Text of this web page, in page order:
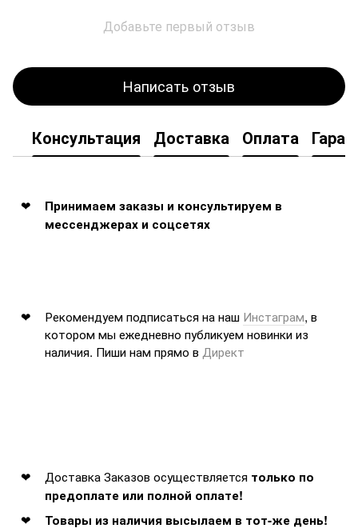
Добавьте первый отзыв
Написать отзыв
Консультация Доставка Оплата
Принимаем заказы и консультируем в
мессенджерах и соцсетях
Рекомендуем подписаться на наш Инстаграм, в
котором мы ежедневно публикуем новинки из
наличия. Пиши нам прямо в Директ
Доставка Заказов осуществляется только по
предоплате или полной оплате!
Товары из наличия высылаем в тот-же день!